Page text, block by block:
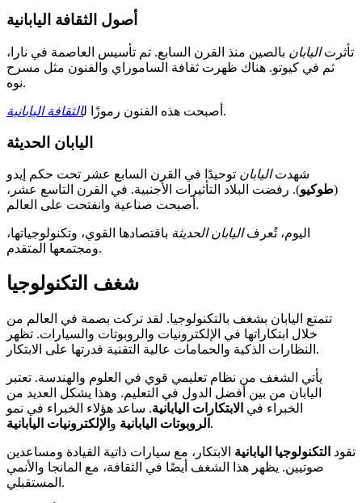
أصول الثقافة اليابانية
تأثرتاليابان بالصين منذ القرن السابع. تم تأسيس العاصمة في نارا،
ثم في كيوتو. هناك ظهرت ثقافة الساموراي والفنون مثل مسرح
نوه.
أصبحت هذه الفنون رموزًا لالثقافة اليابانية .
اليابان الحديثة
شهدتاليابان توحيدًا في القرن السابع عشر تحت حكم إيدو
(طوكيو). رفضت البلاد التأثيرات الأجنبية. في القرن التاسع عشر،
أصبحت صناعية وانفتحت على العالم.
اليوم، تُعرفاليابان الحديثة باقتصادها القوي، وتكنولوجياتها،
ومجتمعها المتقدم.
شغف التكنولوجيا
تتمتع اليابان بشغف بالتكنولوجيا. لقد تركت بصمة في العالم من
خلال ابتكاراتها في الإلكترونيات والروبوتات والسيارات. تظهر
النظارات الذكية والحمامات عالية التقنية قدرتها على الابتكار.
يأتي الشغف من نظام تعليمي قوي في العلوم والهندسة. تعتبر
اليابان من بين أفضل الدول في التعليم. وهذا يشكل العديد من
الخبراء في الابتكارات اليابانية. ساعد هؤلاء الخبراء في نمو
الروبوتات اليابانية و الإلكترونيات اليابانية .
تقود التكنولوجيا اليابانية الابتكار، مع سيارات ذاتية القيادة ومساعدين
صوتيين. يظهر هذا الشغف أيضًا في الثقافة، مع المانجا والأنمي
المستقبلي.